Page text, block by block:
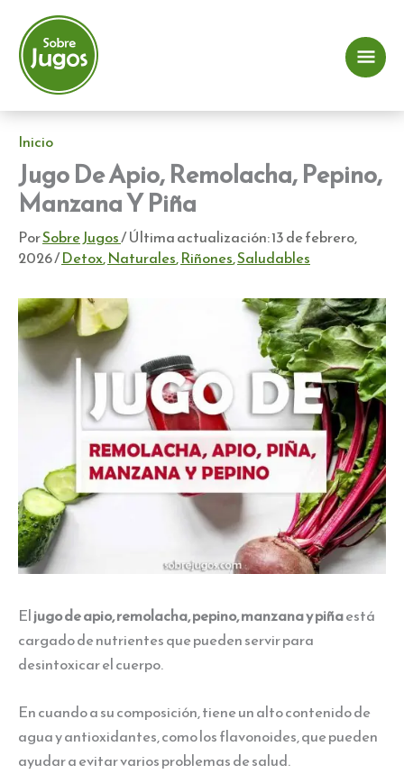
contenido
Inicio
Jugo De Apio, Remolacha, Pepino,
Manzana Y Piña
PorSobre Jugos/ Última actualización:13 de febrero,
2026/Detox,Naturales,Riñones,Saludables
Eljugo de apio, remolacha, pepino, manzana y piñaestá
cargado de nutrientes que pueden servir para
desintoxicar el cuerpo.
En cuando a su composición, tiene un alto contenido de
agua y antioxidantes, como los flavonoides, que pueden
ayudar a evitar varios problemas de salud.